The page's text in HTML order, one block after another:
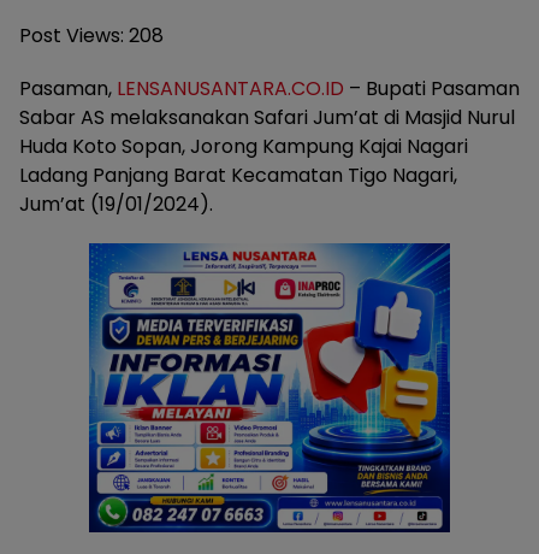
Post Views: 208
Pasaman, LENSANUSANTARA.CO.ID – Bupati Pasaman
Sabar AS melaksanakan Safari Jum’at di Masjid Nurul
Huda Koto Sopan, Jorong Kampung Kajai Nagari
Ladang Panjang Barat Kecamatan Tigo Nagari,
Jum’at (19/01/2024).